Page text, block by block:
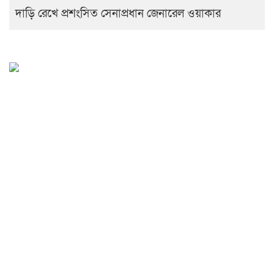
দাড়ি রেখে প্রশংসিত সেনাপ্রধান জেনারেল ওয়াকার